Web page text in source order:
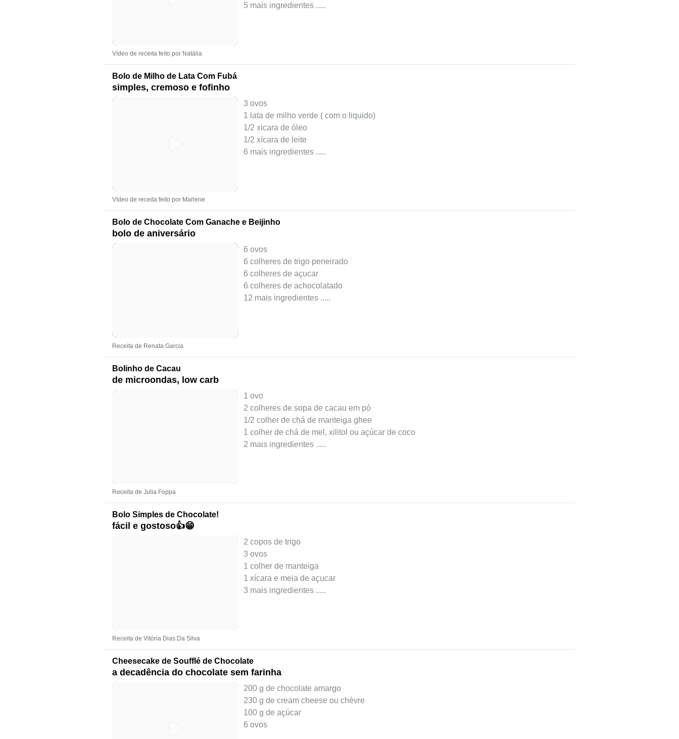
5 mais ingredientes .....
Vídeo de receita feito por Natália
Bolo de Milho de Lata Com Fubá
simples, cremoso e fofinho
3 ovos
1 lata de milho verde ( com o liquido)
1/2 xicara de óleo
1/2 xícara de leite
6 mais ingredientes ..
Vídeo de receita feito por Marlene
Bolo de Chocolate Com Ganache e Beijinho
bolo de aniversário
6 ovos
6 colheres de trigo peneirado
6 colheres de açucar
6 colheres de achocolatado
12 mais ingredientes .....
Receita de Renata Garcia
Bolinho de Cacau
de microondas, low carb
1 ovo
2 colheres de sopa de cacau em pó
1/2 colher de chá de manteiga ghee
1 colher de chá de mel, xilitol ou açúcar de coco
2 mais ingredientes ..
Receita de Julia Foppa
Bolo Simples de Chocolate!
fácil e gostoso👍😁
2 copos de trigo
3 ovos
1 colher de manteiga
1 xícara e meia de açucar
3 mais ingredientes .....
Receita de Vitória Dias Da Silva
Cheesecake de Soufflé de Chocolate
a decadência do chocolate sem farinha
200 g de chocolate amargo
230 g de cream cheese ou chèvre
100 g de açúcar
6 ovos